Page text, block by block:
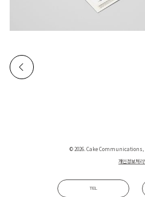
© 2026. Cake
개인정보처리
TEL